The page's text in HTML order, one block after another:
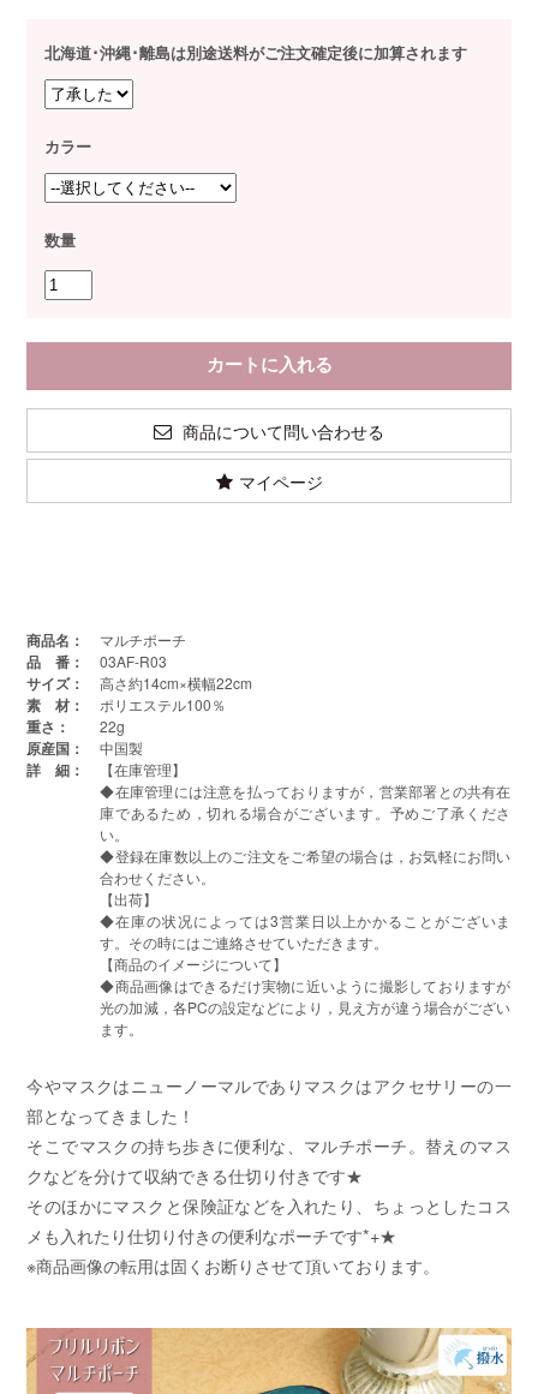
北海道･沖縄･離島は別途送料がご注文確定後に加算されます
カラー
数量
商品について問い合わせる
マイページ
商品名： マルチポーチ
品 番： 03AF-R03
サイズ： 高さ約14cm×横幅22cm
素 材： ポリエステル100％
重さ： 22g
原産国： 中国製
詳 細：
【在庫管理】
◆在庫管理には注意を払っておりますが，営業部署との共有在
庫であるため，切れる場合がございます。予めご了承くださ
い。
◆登録在庫数以上のご注文をご希望の場合は，お気軽にお問い
合わせください。
【出荷】
◆在庫の状况によっては3営業日以上かかることがございま
す。その時にはご連絡させていただきます。
【商品のイメージについて】
◆商品画像はできるだけ実物に近いように撮影しておりますが
光の加減，各PCの設定などにより，見え方が違う場合がござい
ます。
今やマスクはニューノーマルでありマスクはアクセサリーの一
部となってきました！
そこでマスクの持ち歩きに便利な、マルチポーチ。替えのマス
クなどを分けて収納できる仕切り付きです★
そのほかにマスクと保険証などを入れたり、ちょっとしたコス
メも入れたり仕切り付きの便利なポーチです*+★
※商品画像の転用は固くお断りさせて頂いております。